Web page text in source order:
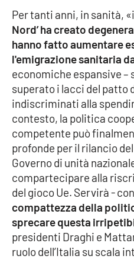
Crotone
Vibo Valentia
Reggio Calabria
Cosenza
Lamezia Terme
PROGETTI
SPECIALI
Buona Sanità Calabria
Per tanti anni, in sanità, «i
Nord’ ha creato
hanno fatto aumentare
l'emigrazione sanitaria
economiche espansive
superato i lacci del patto
indiscriminati alla
contesto, la politica
competente può
profonde per il rilancio
Governo di unità
compartecipare alla
del gioco Ue. Servirà -
compattezza della
sprecare questa
presidenti Draghi e
ruolo dell’Italia su scala